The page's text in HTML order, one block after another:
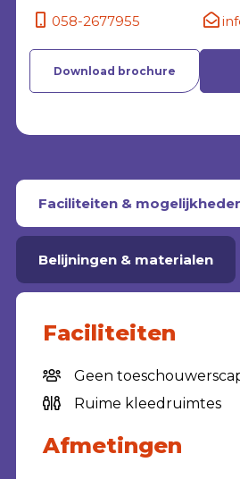
058-2677955
Download brochure
Faciliteiten &
Belijningen & materialen
Faciliteiten
Geen
Ruime kleedruimtes
Afmetingen